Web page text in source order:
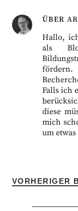
ÜBER
Hallo,
als
Falls ich
diese
mich
um
VORHERIGER